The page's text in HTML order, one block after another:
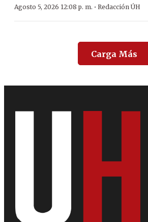
Agosto 5, 2026 12:08 p. m. · Redacción ÚH
Carga Más